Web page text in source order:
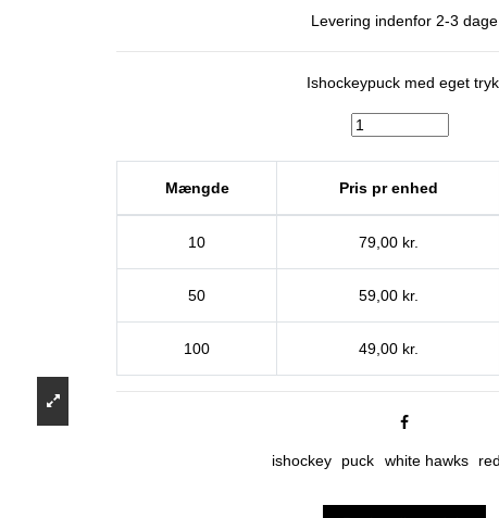
Levering indenfor 2-3 dage
Ishockeypuck med eget tryk
Mængde Pris pr enhed
10 79,00 kr.
50 59,00 kr.
100 49,00 kr.
ishockey puck white hawks